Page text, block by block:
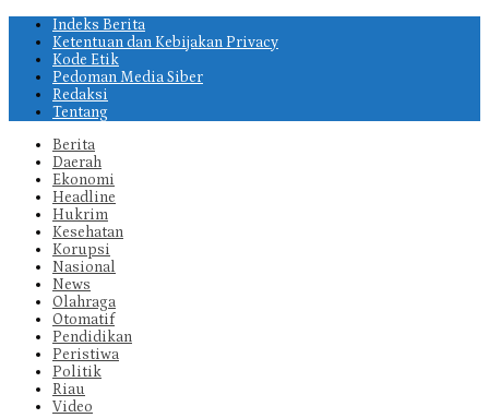
Indeks Berita
Ketentuan dan Kebijakan Privacy
Kode Etik
Pedoman Media Siber
Redaksi
Tentang
Berita
Daerah
Ekonomi
Headline
Hukrim
Kesehatan
Korupsi
Nasional
News
Olahraga
Otomatif
Pendidikan
Peristiwa
Politik
Riau
Video